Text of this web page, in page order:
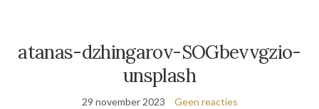
atanas-dzhingarov-SOGbevvgzio-
unsplash
29 november 2023 Geen reacties